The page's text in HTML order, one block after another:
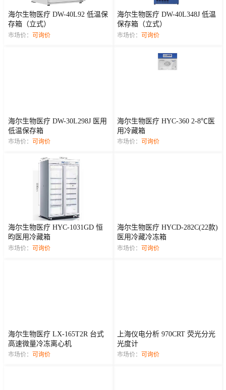
海尔生物医疗 DW-40L92 低温保
存箱（立式）
市场价： 可询价
海尔生物医疗 DW-40L348J 低温
保存箱（立式）
市场价： 可询价
海尔生物医疗 DW-30L298J 医用
低温保存箱
市场价： 可询价
海尔生物医疗 HYC-360 2-8℃医
用冷藏箱
市场价： 可询价
海尔生物医疗 HYC-1031GD 恒
昀医用冷藏箱
市场价： 可询价
海尔生物医疗 HYCD-282C(22款)
医用冷藏冷冻箱
市场价： 可询价
海尔生物医疗 LX-165T2R 台式
高速微量冷冻离心机
市场价： 可询价
上海仪电分析 970CRT 荧光分光
光度计
市场价： 可询价